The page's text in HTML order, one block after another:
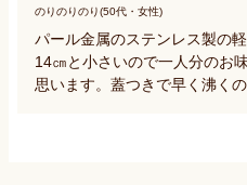
のりのりのり(50代・女性)
パール金属のステンレス製の
14㎝と小さいので一人分のお
思います。蓋つきで早く沸く